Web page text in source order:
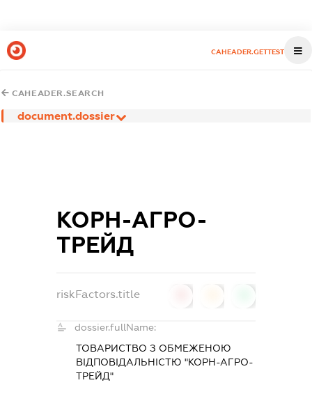
CAHEADER.GETTEST
CAHEADER.SEARCH
document.dossier
КОРН-АГРО-
ТРЕЙД
riskFactors.title
dossier.fullName:
ТОВАРИСТВО З ОБМЕЖЕНОЮ
ВІДПОВІДАЛЬНІСТЮ "КОРН-АГРО-
ТРЕЙД"